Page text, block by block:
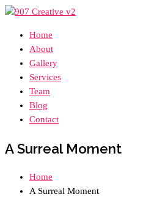
Home
About
Gallery
Services
Team
Blog
Contact
A Surreal Moment
Home
A Surreal Moment